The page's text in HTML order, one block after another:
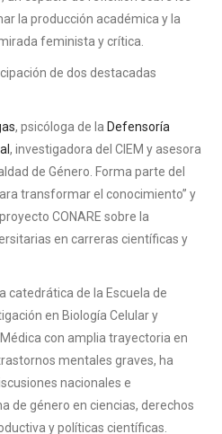
la producción académica y la
feminista y crítica.
de dos destacadas
, psicóloga de la Defensoría
, investigadora del CIEM y asesora
de Género. Forma parte del
transformar el conocimiento” y
CONARE sobre la
en carreras científicas y
catedrática de la Escuela de
en Biología Celular y
Médica con amplia trayectoria en
mentales graves, ha
nacionales e
de género en ciencias, derechos
y políticas científicas.